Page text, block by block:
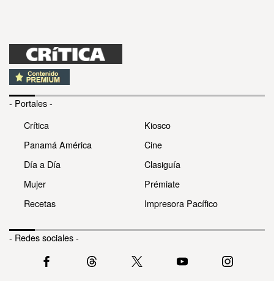
- Portales -
Crítica
Panamá América
Día a Día
Mujer
Recetas
Kiosco
Cine
Clasiguía
Prémiate
Impresora Pacífico
- Redes sociales -